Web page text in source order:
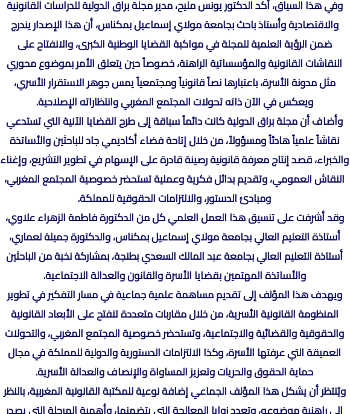
وفي هذا السياق، أكد الدكتور يونس مليح، مدير مجلة براق الدولية للدراسات القانونية
والاقتصادية وأستاذ باحث بجامعة مولاي إسماعيل بمكناس، أن هذا الإصدار يندرج
ضمن الرؤية العلمية للمجلة في مواكبة القضايا الوطنية الكبرى، والانفتاح على
النقاشات القانونية والمؤسساتية الراهنة، خصوصاً حين يتعلق الأمر بموضوع محوري
مثل مدونة الأسرة، باعتبارها نصاً قانونياً ومجتمعياً يمس جوهر الاستقرار الأسري،
ويعكس في الآن ذاته تحولات المجتمع المغربي وانتظاراته الإصلاحية.
وأضاف أن مجلة براق الدولية كانت دائماً سباقة إلى طرح القضايا الآنية التي تستدعي
نقاشاً علمياً هادئاً ومسؤولاً، من خلال إتاحة فضاء أكاديمي جاد للباحثين والأساتذة
والخبراء، قصد إنتاج معرفة قانونية رصينة قادرة على الإسهام في تطوير التشريع، وإغناء
النقاش العمومي، وتقديم بدائل فكرية وعملية تستحضر خصوصية المجتمع المغربي،
ومبادئ الدستور، والالتزامات الحقوقية للمملكة.
وقد أشرفت على تنسيق هذا العمل العلمي كل من الدكتورة فاطمة الزهراء علاوي،
أستاذة التعليم العالي بجامعة مولاي إسماعيل بمكناس، والدكتورة جميلة لعماري،
أستاذة التعليم العالي بجامعة عبد المالك السعدي بطنجة، بمشاركة نخبة من الباحثين
والأساتذة المهتمين بقضايا الأسرة والقانون والعدالة الاجتماعية.
ويهدف هذا المؤلف إلى تقديم مساهمة علمية جماعية في مسار التفكير في تطوير
المنظومة القانونية الأسرية، من خلال مقاربات متعددة تنفتح على الأبعاد القانونية
والحقوقية والقضائية والاجتماعية، وتستحضر خصوصية المجتمع المغربي، والتحولات
العميقة التي عرفتها الأسرة، وكذا الالتزامات الدستورية والدولية للمملكة في مجال
حماية الحقوق والحريات وتعزيز المساواة والإنصاف والعدالة الأسرية.
ويُنتظر أن يشكل هذا المؤلف الجماعي إضافة نوعية للمكتبة القانونية المغربية، بالنظر